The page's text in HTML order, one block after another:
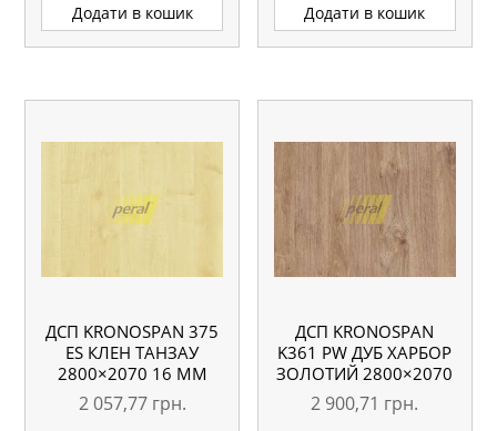
Додати в кошик Додати в кошик
ДСП KRONOSPAN 375
ES КЛЕН ТАНЗАУ
2800×2070 16 ММ
2 057,77 грн.
ДСП KRONOSPAN
K361 PW ДУБ ХАРБОР
ЗОЛОТИЙ 2800×2070
18 ММ
2 900,71 грн.